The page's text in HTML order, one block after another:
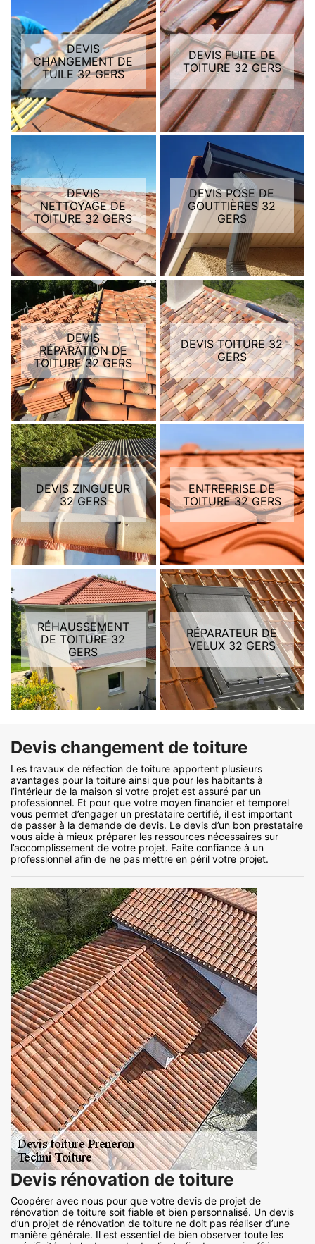
DEVIS
CHANGEMENT DE
TUILE 32 GERS
DEVIS FUITE DE
TOITURE 32 GERS
DEVIS
NETTOYAGE DE
TOITURE 32 GERS
DEVIS POSE DE
GOUTTIÈRES 32
GERS
DEVIS
RÉPARATION DE
TOITURE 32 GERS
DEVIS TOITURE 32
GERS
DEVIS ZINGUEUR
32 GERS
ENTREPRISE DE
TOITURE 32 GERS
RÉHAUSSEMENT
DE TOITURE 32
GERS
RÉPARATEUR DE
VELUX 32 GERS
Devis changement de toiture
Les travaux de réfection de toiture apportent plusieurs
avantages pour la toiture ainsi que pour les habitants à
l’intérieur de la maison si votre projet est assuré par un
professionnel. Et pour que votre moyen financier et temporel
vous permet d’engager un prestataire certifié, il est important
de passer à la demande de devis. Le devis d’un bon prestataire
vous aide à mieux préparer les ressources nécessaires sur
l’accomplissement de votre projet. Faite confiance à un
professionnel afin de ne pas mettre en péril votre projet.
Devis rénovation de toiture
Coopérer avec nous pour que votre devis de projet de
rénovation de toiture soit fiable et bien personnalisé. Un devis
d’un projet de rénovation de toiture ne doit pas réaliser d’une
manière générale. Il est essentiel de bien observer toute les